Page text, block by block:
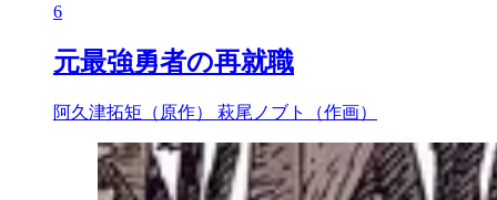
6
元最強勇者の再就職
阿久津拓矩（原作） 萩尾ノブト（作画）